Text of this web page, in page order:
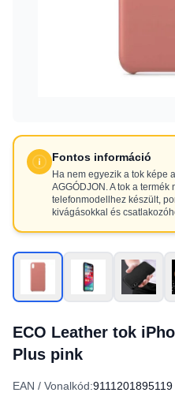
Fontos információ
Ha nem egyezik a tok képe
AGGÓDJON. A tok a
telefonmodellhez készült,
kivágásokkal és
ECO Leather tok
Plus pink
EAN / Vonalkód:9111201895119